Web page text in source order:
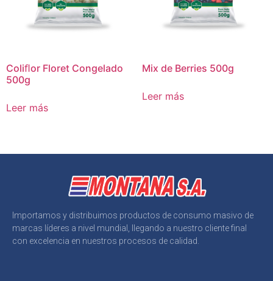
Coliﬂor Floret Congelado
500g
Leer más
Mix de Berries 500g
Leer más
Importamos y distribuimos productos de consumo masivo de
marcas líderes a nivel mundial, llegando a nuestro cliente final
con excelencia en nuestros procesos de calidad.